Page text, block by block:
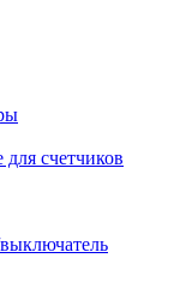
счетчиков